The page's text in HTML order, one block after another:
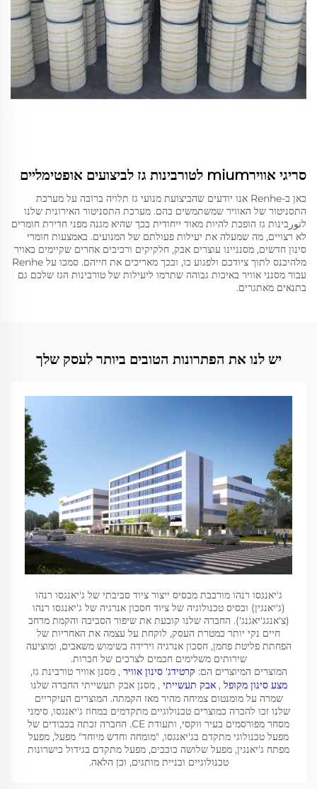
סריגי אווירmium לטורבינות גז לביצועים אופטימליים
כאן ב-Renhe אנו יודעים שהביצועת מנועי גז תלויה ברובה על מערכת
התסניטור של האוויר שמשתמשים בהם. מערכת התסניטור האירונית שלנו
לتورבינות גז הופכת להיות מאוד ייחודית בכך שהיא מגנה מפני חדירת חומרים
לא רצויים, מה שמעלה את יעילות פעולתם של המנועים. באמצעות חומרי
סינון חדשים, מסנניינו עוצרים אבק, חלקיקים ורכיבים אחרים שקיימים באויר
מלהיכנס לתוך ציודכם ולפגוע בו, ובכך מאריכים את חייהם. סמכו על Renhe
עבור מסנני אוויר באיכות גבוהה שתרמו ליעילות של טורבינות הגז שלכם גם
בתנאים מאתגרים.
יש לנו את הפתרונות הטובים ביותר לעסק שלך
ג'יאנגסו רנהו מורכבת מבסיס ייצור ציוד סביבתי של ג'יאנגסו רנהו
(ג'יאנגין) ובסיס טכנולוגיה של ציוד חסכון אנרגיה של ג'יאנגסו רנהו
(צ'אנגג'יאגנג'). החברה שלנו קובעת את שיפור הסביבה והקמת מרחב
חיים נקי יותר כמטרת העסק, לוקחת על עצמה את האחריות של
הפחתת פליטת פחמן, חסכון אנרגיה וירידה בשימוש משאבים, ומוציעה
שירותים משלימים חכמים לצרכים של חברות.
המוצרים המיוצרים הם: קרטידג' סינון אוויר, מסנן אוויר טורבינת גז,
מצע סינון מקופל,אבק תעשייתי, מסנן אבק תעשייתי החברה שלנו
שמרה על מומנטום צמיחה מהיר מאז הקמתה. המוצרים העיקריים
שלנו זכו להכרה כמוצרים טכנולוגיים מתקדמים במחוז ג'יאנגסו, סימני
מסחר מפורסמים בעיר ווקסי, ותעודת CE. החברה זכתה בכבודים של
מפעל טכנולוגי מתקדם בג'יאנגסו, "מומחה וחדש מיוחד" מפעל, מפעל
מפתח ג'יאנגין, מפעל שלושה כוכבים, מפעל מתקדם בגידול כישרונות
טכנולוגיים ובניית מותגים, וכן הלאה.